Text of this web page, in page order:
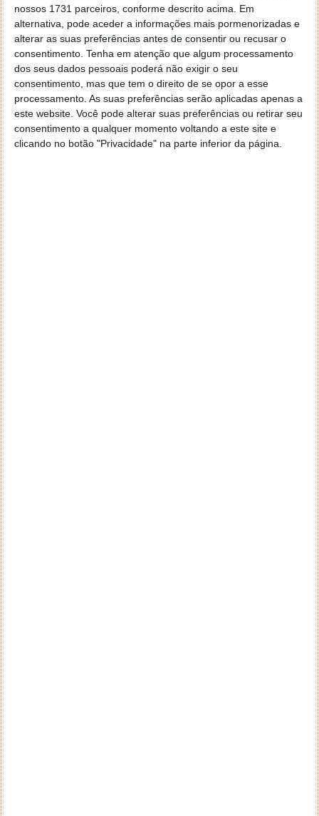
nossos 1731 parceiros, conforme descrito acima. Em
alternativa, pode aceder a informações mais pormenorizadas e
alterar as suas preferências antes de consentir ou recusar o
consentimento. Tenha em atenção que algum processamento
dos seus dados pessoais poderá não exigir o seu
consentimento, mas que tem o direito de se opor a esse
processamento. As suas preferências serão aplicadas apenas a
este website. Você pode alterar suas preferências ou retirar seu
consentimento a qualquer momento voltando a este site e
clicando no botão "Privacidade" na parte inferior da página.
Consulta de facturas;
Adição de facturas;
Correcção de divergências;
Correcção da atividade de fatura;
Remoção de facturas (inseridas pelo utilizador);
Informação sobre os totais facturados;
Valor do benefício estimado;
Uso em modo offline;